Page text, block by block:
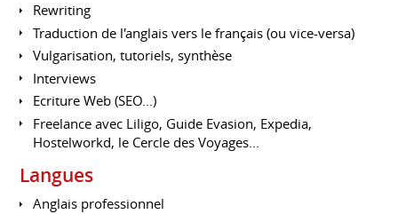
Rewriting
Traduction de l'anglais vers le français (ou vice-versa)
Vulgarisation, tutoriels, synthèse
Interviews
Ecriture Web (SEO...)
Freelance avec Liligo, Guide Evasion, Expedia,
Hostelworkd, le Cercle des Voyages...
Langues
Anglais professionnel